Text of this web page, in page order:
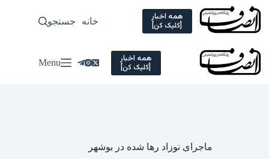
Skip
content
همه اخبار
[کلیک کن] خانه سیاسی
جستجو
همه اخبار
[کلیک کن] Menu
ماجرای نوزاد رها شده در بوشهر